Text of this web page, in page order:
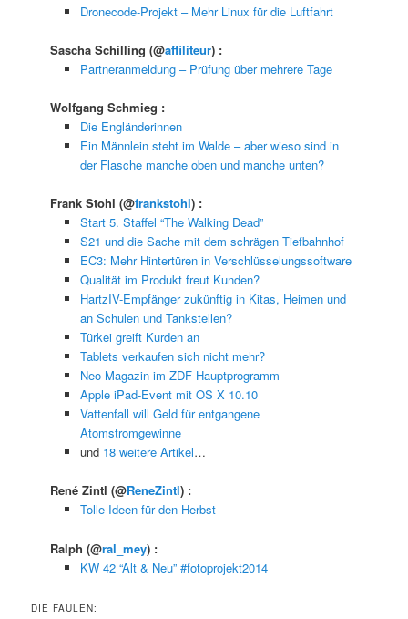
Dronecode-Projekt – Mehr Linux für die Luftfahrt
Sascha Schilling(@affiliteur) :
Partneranmeldung – Prüfung über mehrere Tage
Wolfgang Schmieg :
Die Engländerinnen
Ein Männlein steht im Walde – aber wieso sind in
der Flasche manche oben und manche unten?
Frank Stohl(@frankstohl) :
Start 5. Staffel “The Walking Dead”
S21 und die Sache mit dem schrägen Tiefbahnhof
EC3: Mehr Hintertüren in Verschlüsselungssoftware
Qualität im Produkt freut Kunden?
HartzIV-Empfänger zukünftig in Kitas, Heimen und
an Schulen und Tankstellen?
Türkei greift Kurden an
Tablets verkaufen sich nicht mehr?
Neo Magazin im ZDF-Hauptprogramm
Apple iPad-Event mit OS X 10.10
Vattenfall will Geld für entgangene
Atomstromgewinne
und 18 weitere Artikel…
René Zintl(@ReneZintl) :
Tolle Ideen für den Herbst
Ralph(@ral_mey) :
KW 42 “Alt & Neu” #fotoprojekt2014
DIE FAULEN: